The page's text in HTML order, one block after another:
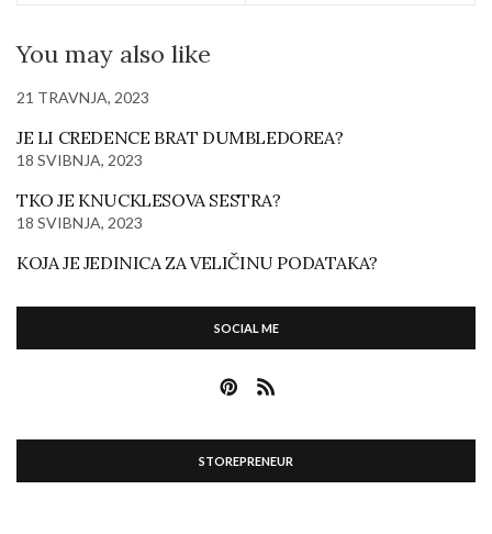
You may also like
21 TRAVNJA, 2023
JE LI CREDENCE BRAT DUMBLEDOREA?
18 SVIBNJA, 2023
TKO JE KNUCKLESOVA SESTRA?
18 SVIBNJA, 2023
KOJA JE JEDINICA ZA VELIČINU PODATAKA?
SOCIAL ME
STOREPRENEUR